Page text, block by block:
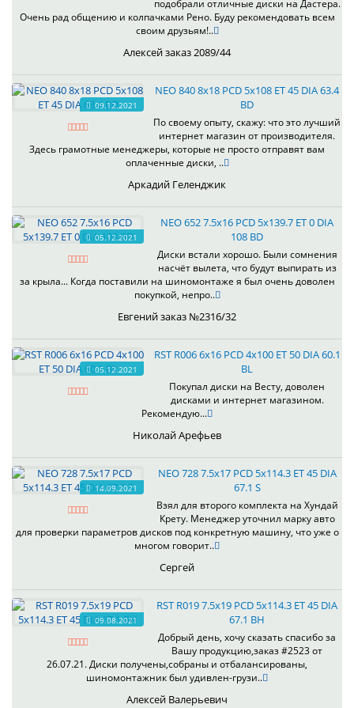
подобрали отличные диски на Дастера.
Очень рад общению и колпачками Рено. Буду рекомендовать всем
своим друзьям!..
Алексей заказ 2089/44
09.12.2021
NEO 840 8x18 PCD 5x108 ET 45 DIA 63.4
BD
По своему опыту, скажу: что это лучший
интернет магазин от производителя.
Здесь грамотные менеджеры, которые не просто отправят вам
оплаченные диски, ..
Аркадий Геленджик
05.12.2021
NEO 652 7.5x16 PCD 5x139.7 ET 0 DIA
108 BD
Диски встали хорошо. Были сомнения
насчёт вылета, что будут выпирать из
за крыла... Когда поставили на шиномонтаже я был очень доволен
покупкой, непро..
Евгений заказ №2316/32
05.12.2021
RST R006 6x16 PCD 4x100 ET 50 DIA 60.1
BL
Покупал диски на Весту, доволен
дисками и интернет магазином.
Рекомендую...
Николай Арефьев
14.09.2021
NEO 728 7.5x17 PCD 5x114.3 ET 45 DIA
67.1 S
Взял для второго комплекта на Хундай
Крету. Менеджер уточнил марку авто
для проверки параметров дисков под конкретную машину, что уже о
многом говорит..
Сергей
09.08.2021
RST R019 7.5x19 PCD 5x114.3 ET 45 DIA
67.1 BH
Добрый день, хочу сказать спасибо за
Вашу продукцию,заказ #2523 от
26.07.21. Диски получены,собраны и отбалансированы,
шиномонтажник был удивлен-грузи..
Алексей Валерьевич